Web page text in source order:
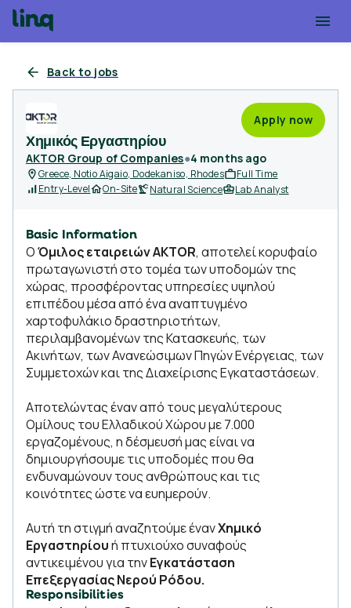
Back to jobs
Χημικός Εργαστηρίου
AKTOR Group of Companies●4 months ago
Apply now
Greece, Notio Aigaio, Dodekaniso, Rhodes
Full Time
Entry-Level
On-Site Natural Science Lab Analyst
Basic Information
ΟΌμιλος εταιρειών AKTOR, αποτελεί κορυφαίο
πρωταγωνιστή στο τομέα των υποδομών της
χώρας, προσφέροντας υπηρεσίες υψηλού
επιπέδου μέσα από ένα αναπτυγμένο
χαρτοφυλάκιο δραστηριοτήτων,
περιλαμβανομένων της Κατασκευής, των
Ακινήτων, των Ανανεώσιμων Πηγών Ενέργειας, των
Συμμετοχών και της Διαχείρισης Εγκαταστάσεων.
Αποτελώντας έναν από τους μεγαλύτερους
Ομίλους του Ελλαδικού Χώρου με 7.000
εργαζομένους, η δέσμευσή μας είναι να
δημιουργήσουμε τις υποδομές που θα
ενδυναμώνουν τους ανθρώπους και τις
κοινότητες ώστε να ευημερούν.
Αυτή τη στιγμή αναζητούμε ένανΧημικό
Εργαστηρίουή πτυχιούχο συναφούς
αντικειμένουγια τηνΕγκατάσταση
Επεξεργασίας Νερού Ρόδου.
Responsibilities